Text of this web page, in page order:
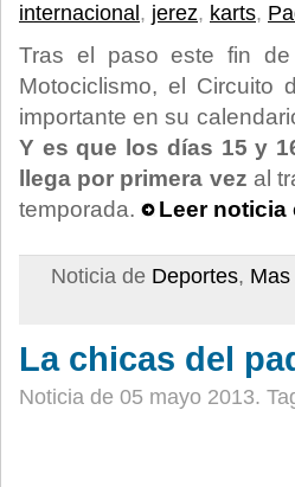
internacional , jerez, karts,
Tras el paso este fin
Motociclismo, el Circuito
importante en su
Y es que los días 15 y
llega por primera vez al
temporada.
Leer noticia
Noticia de Deportes,
La chicas del
Noticia de 05 mayo 2013.